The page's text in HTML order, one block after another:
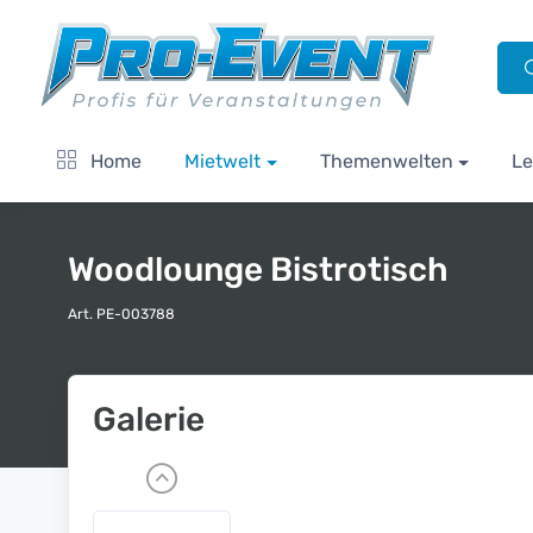
Home Mietwelt Themenwelten
Woodlounge Bistrotisch
Art. PE-003788
Galerie
P
r